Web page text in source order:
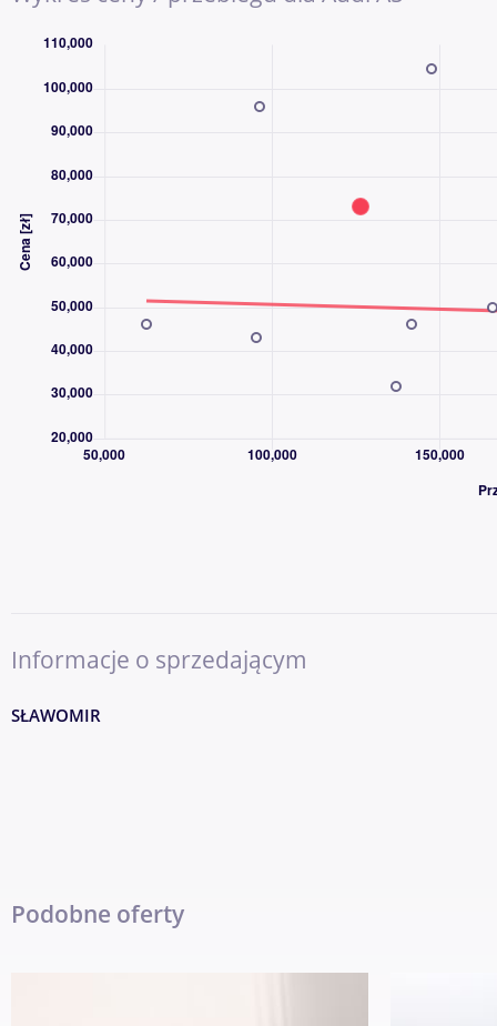
- Nagłośnienie Studyjne Audi Bang & Olufsen – 10głośników
AUDI)
SAMOCHÓD / CENA nie jest z widocznymi kołami „ROTOR” –
Informacje o sprzedającym
SŁAWOMIR
Podobne oferty